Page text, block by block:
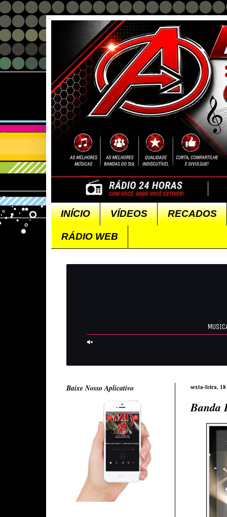
INÍCIO VÍDEOS RECADOS
RÁDIO WEB
sexta-feira,
Banda
Baixe Nosso Aplicativo